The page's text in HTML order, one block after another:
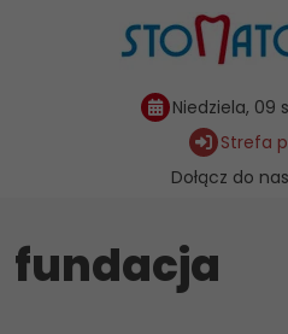
Niedziela, 09
Strefa
Dołącz do
fundacja